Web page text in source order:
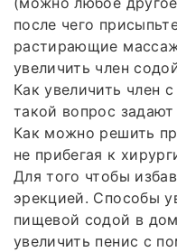
после чего
растирающие
увеличить член
Как увеличить член
такой вопрос
Как можно решить
не прибегая к
Для того чтобы
эрекцией. Способы
пищевой содой в
увеличить пенис с